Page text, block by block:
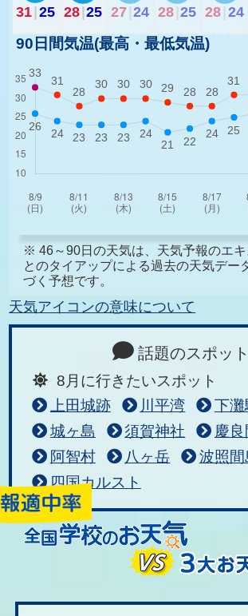
31|25 28|25 27 24 28 25 28 24
90日間気温(最高・最低気温)
※ 46～90日の天気は、天気予報のエ
とのタイアップによる過去の天気デー
づく予想です。
天気アイコンの意味について
話題のスポット
8月に行きたいスポット
上田城跡
川平湾
下灘
城ヶ島
須賀神社
慶
阿智村
八ヶ岳
波照間
四国カルスト